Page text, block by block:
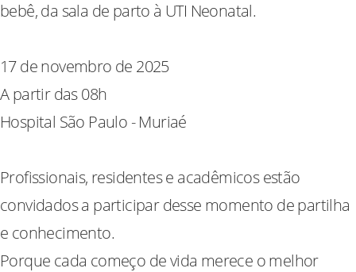
bebê, da sala de parto à UTI Neonatal.
17 de novembro de 2025
A partir das 08h
Hospital São Paulo - Muriaé
Profissionais, residentes e acadêmicos estão
convidados a participar desse momento de partilha
e conhecimento.
Porque cada começo de vida merece o melhor